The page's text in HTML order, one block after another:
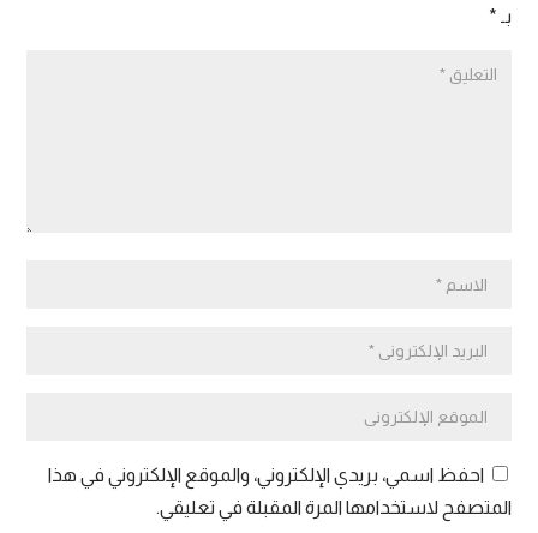
بـ *
احفظ اسمي، بريدي الإلكتروني، والموقع الإلكتروني في هذا
المتصفح لاستخدامها المرة المقبلة في تعليقي.